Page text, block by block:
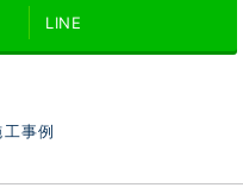
LINE
工事例